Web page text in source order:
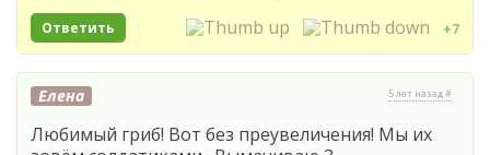
Ответить +7
Елена 5 лет назад #
Любимый гриб! Вот без преувеличения! Мы их